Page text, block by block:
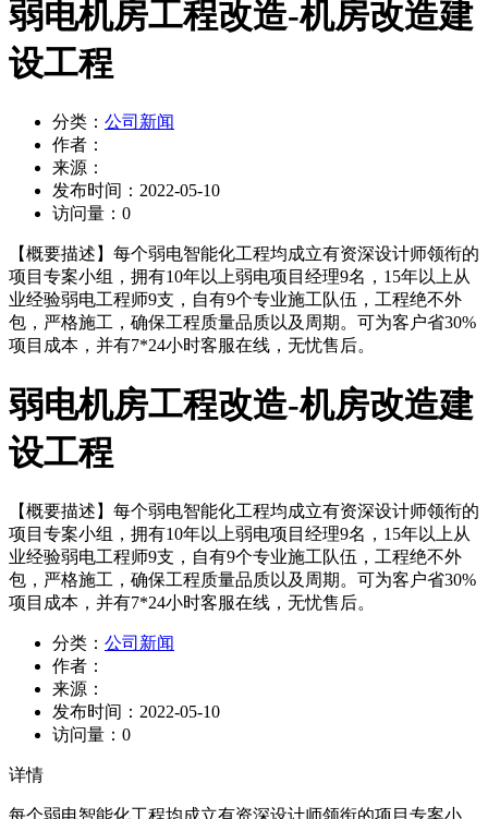
弱电机房工程改造-机房改造建
设工程
分类： 公司新闻
作者：
来源：
发布时间： 2022-05-10
访问量： 0
【概要描述】 每个弱电智能化工程均成立有资深设计师领衔的
项目专案小组，拥有10年以上弱电项目经理9名，15年以上从
业经验弱电工程师9支，自有9个专业施工队伍，工程绝不外
包，严格施工，确保工程质量品质以及周期。可为客户省30%
项目成本，并有7*24小时客服在线，无忧售后。
弱电机房工程改造-机房改造建
设工程
【概要描述】 每个弱电智能化工程均成立有资深设计师领衔的
项目专案小组，拥有10年以上弱电项目经理9名，15年以上从
业经验弱电工程师9支，自有9个专业施工队伍，工程绝不外
包，严格施工，确保工程质量品质以及周期。可为客户省30%
项目成本，并有7*24小时客服在线，无忧售后。
分类： 公司新闻
作者：
来源：
发布时间： 2022-05-10
访问量： 0
详情